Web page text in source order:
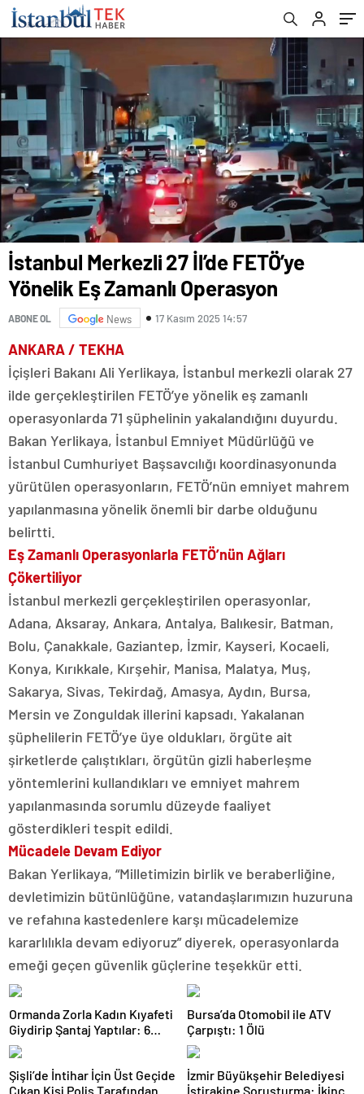
İstanbul Merkezli 27 İl’de FETÖ’ye
Yönelik Eş Zamanlı Operasyon
ABONE OL News 17 Kasım 2025 14:57
ANKARA / TEKHA
İçişleri Bakanı Ali Yerlikaya, İstanbul merkezli olarak 27
ilde gerçekleştirilen FETÖ’ye yönelik eş zamanlı
operasyonlarda 71 şüphelinin yakalandığını duyurdu.
Bakan Yerlikaya, İstanbul Emniyet Müdürlüğü ve
İstanbul Cumhuriyet Başsavcılığı koordinasyonunda
yürütülen operasyonların, FETÖ’nün emniyet mahrem
yapılanmasına yönelik önemli bir darbe olduğunu
belirtti.
Eş Zamanlı Operasyonlarla FETÖ’nün Ağları
Çökertiliyor
İstanbul merkezli gerçekleştirilen operasyonlar,
Adana, Aksaray, Ankara, Antalya, Balıkesir, Batman,
Bolu, Çanakkale, Gaziantep, İzmir, Kayseri, Kocaeli,
Konya, Kırıkkale, Kırşehir, Manisa, Malatya, Muş,
Sakarya, Sivas, Tekirdağ, Amasya, Aydın, Bursa,
Mersin ve Zonguldak illerini kapsadı. Yakalanan
şüphelilerin FETÖ’ye üye oldukları, örgüte ait
şirketlerde çalıştıkları, örgütün gizli haberleşme
yöntemlerini kullandıkları ve emniyet mahrem
yapılanmasında sorumlu düzeyde faaliyet
gösterdikleri tespit edildi.
Mücadele Devam Ediyor
Bakan Yerlikaya, “Milletimizin birlik ve beraberliğine,
devletimizin bütünlüğüne, vatandaşlarımızın huzuruna
ve refahına kastedenlere karşı mücadelemize
kararlılıkla devam ediyoruz” diyerek, operasyonlarda
emeği geçen güvenlik güçlerine teşekkür etti.
Ormanda Zorla Kadın Kıyafeti
Giydirip Şantaj Yaptılar: 6
Gözaltı
Bursa’da Otomobil ile ATV
Çarpıştı: 1 Ölü
Şişli’de İntihar İçin Üst Geçide
Çıkan Kişi Polis Tarafından
İzmir Büyükşehir Belediyesi
İştirakine Soruşturma: İkinci